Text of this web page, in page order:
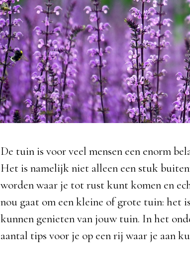
De tuin is voor veel mensen een enorm
Het is namelijk niet alleen een stuk
worden waar je tot rust kunt komen en
nou gaat om een kleine of grote tuin: het
kunnen genieten van jouw tuin. In het
aantal tips voor je op een rij waar je aan